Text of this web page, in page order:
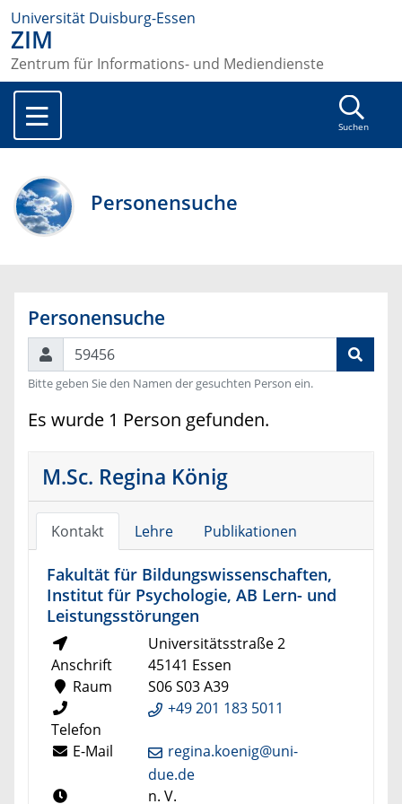
Universität Duisburg-Essen
ZIM
Zentrum für Informations- und Mediendienste
Suchen
Personensuche
Personensuche
Suchen
Bitte geben Sie den Namen der gesuchten Person ein.
Es wurde 1 Person gefunden.
M.Sc. Regina König
Kontakt Lehre Publikationen
Fakultät für Bildungswissenschaften,
Institut für Psychologie, AB Lern- und
Leistungsstörungen
Anschrift
Universitätsstraße 2
45141 Essen
Raum
S06 S03 A39
Telefon
+49 201 183 5011
E-Mail
regina.koenig@uni-
due.de
n. V.